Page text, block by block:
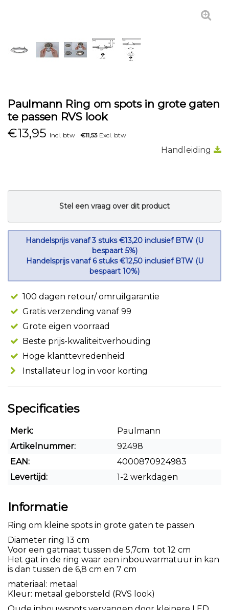
Paulmann Ring om spots in grote gaten
te passen RVS look
€13,95 Incl. btw €11,53 Excl. btw
Handleiding
Stel een vraag over dit product
Handelsprijs vanaf 3 stuks €13,20 inclusief BTW (U
bespaart 5%)
Handelsprijs vanaf 6 stuks €12,50 inclusief BTW (U
bespaart 10%)
100 dagen retour/ omruilgarantie
Gratis verzending vanaf 99
Grote eigen voorraad
Beste prijs-kwaliteitverhouding
Hoge klanttevredenheid
Installateur log in voor korting
Specificaties
Merk:
Paulmann
Artikelnummer:
92498
EAN:
4000870924983
Levertijd:
1-2 werkdagen
Informatie
Ring om kleine spots in grote gaten te passen
Diameter ring 13 cm
Voor een gatmaat tussen de 5,7cm tot 12 cm
Het gat in de ring waar een inbouwarmatuur in kan
is dan tussen de 6,8 cm en 7 cm
materiaal: metaal
Kleur: metaal geborsteld (RVS look)